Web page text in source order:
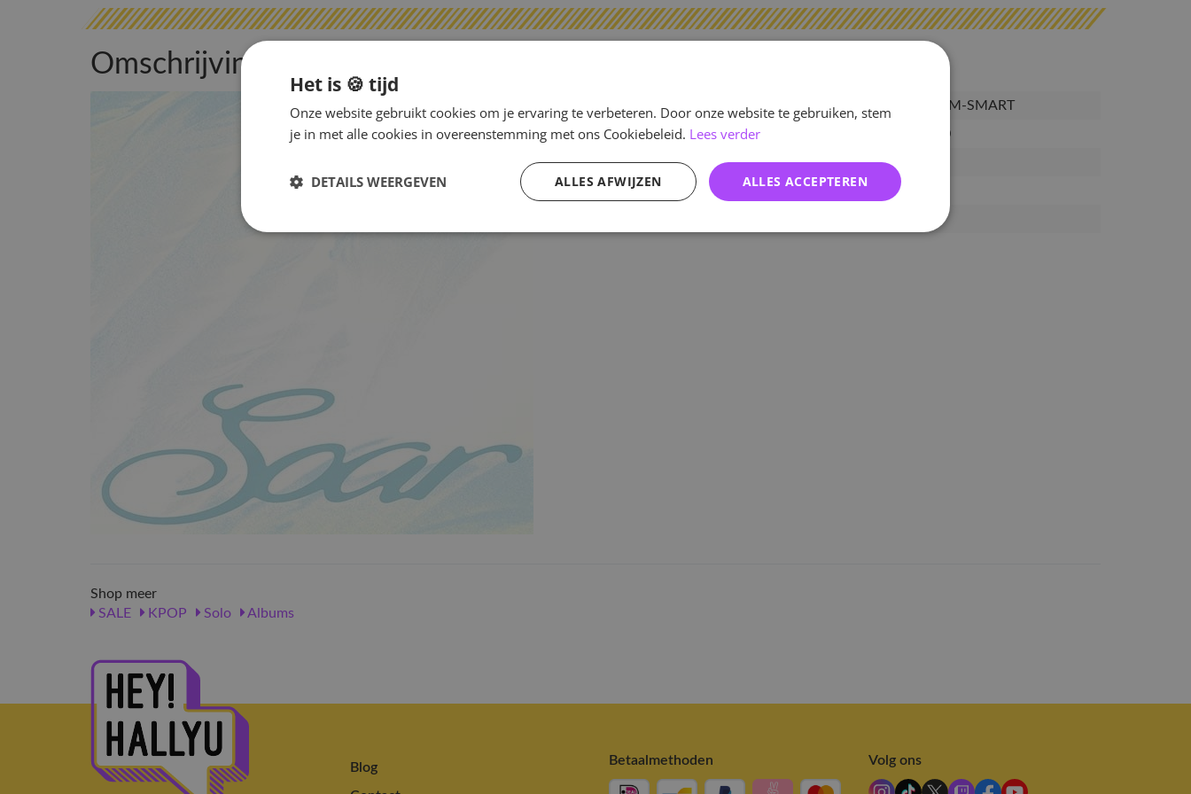
Omschrijving
Artikelnummer
PRE-DY-SOAR-IM-SMART
EAN nummer
5113296831090
Pre-order tot
30-05-2025
Release datum
10-06-2025
Shop meer
SALE
KPOP Solo Albums
Blog
Betaalmethoden Volg ons
Het is 🍪 tijd
Onze website gebruikt cookies om je ervaring te verbeteren. Door onze website te gebruiken, stem
je in met alle cookies in overeenstemming met ons Cookiebeleid. Lees verder
ALLES ACCEPTEREN
ALLES AFWIJZEN
DETAILS WEERGEVEN